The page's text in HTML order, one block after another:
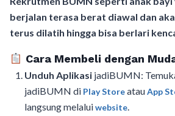
berjalan terasa berat diawal dan
terus dilatih hingga bisa berlari
Cara Membeli dengan
Unduh Aplikasi jadiBUMN:
jadiBUMN di Play StoreatauApp
langsung melaluiwebsite.